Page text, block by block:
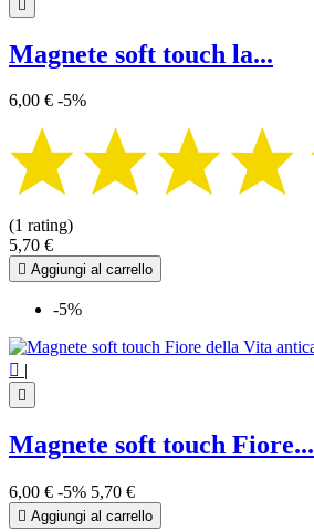

Magnete soft touch la...
6,00 € -5%
(1 rating)
5,70 €
 Aggiungi al carrello
-5%
 |

Magnete soft touch Fiore...
6,00 € -5% 5,70 €
 Aggiungi al carrello